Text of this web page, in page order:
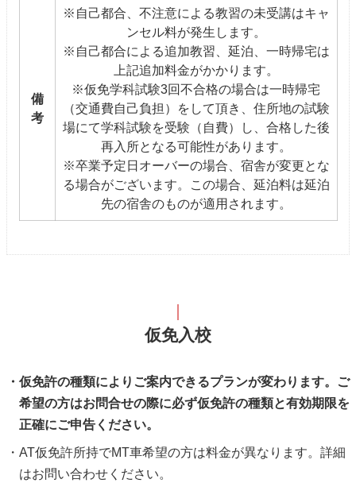
備
考
※自己都合、不注意による教習の未受講はキャ
ンセル料が発生します。
※自己都合による追加教習、延泊、一時帰宅は
上記追加料金がかかります。
※仮免学科試験3回不合格の場合は一時帰宅
（交通費自己負担）をして頂き、住所地の試験
場にて学科試験を受験（自費）し、合格した後
再入所となる可能性があります。
※卒業予定日オーバーの場合、宿舎が変更とな
る場合がございます。この場合、延泊料は延泊
先の宿舎のものが適用されます。
仮免入校
仮免許の種類によりご案内できるプランが変わります。ご
希望の方はお問合せの際に必ず仮免許の種類と有効期限を
正確にご申告ください。
AT仮免許所持でMT車希望の方は料金が異なります。詳細
はお問い合わせください。